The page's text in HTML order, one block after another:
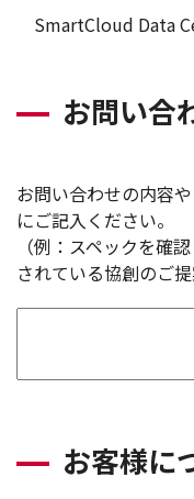
SmartCloud Data
お問い合
お問い合わせの内容
にご記入ください。
（例：スペックを確
されている協創のご提
お客様に